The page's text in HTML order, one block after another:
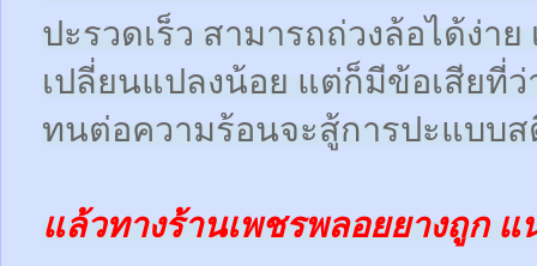
ปะรวดเร็ว สามารถถ่วงล้อได้ง่า
เปลี่ยนแปลงน้อย แต่ก็มีข้อเสียที่
ทนต่อความร้อนจะสู้การปะแบบ
แล้วทางร้านเพชรพลอยยางถูก